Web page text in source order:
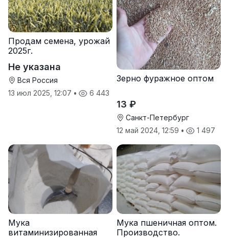
Продам семена, урожай
2025г.
Не указана
Вся Россия
13 июл 2025, 12:07 • 6 443
Зерно фуражное оптом
13 ₽
Санкт-Петербург
12 май 2024, 12:59 • 1 497
Мука
витаминизированная
Мука пшеничная оптом.
Производство.